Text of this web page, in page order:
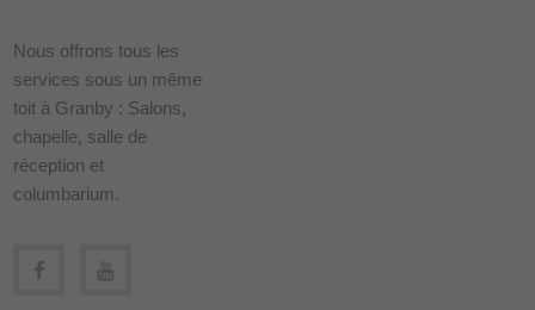
Nous offrons tous les
services sous un même
toit à Granby : Salons,
chapelle, salle de
réception et
columbarium.